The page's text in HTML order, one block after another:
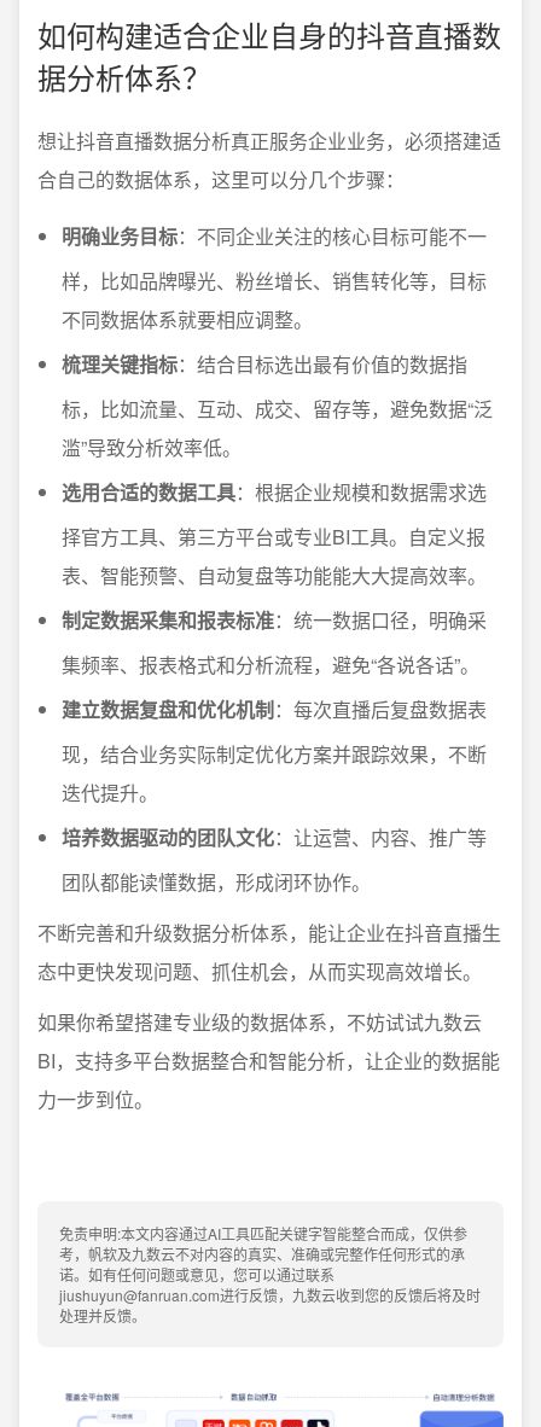
如何构建适合企业自身的抖音直播数
据分析体系？
想让抖音直播数据分析真正服务企业业务，必须搭建适
合自己的数据体系，这里可以分几个步骤：
明确业务目标：不同企业关注的核心目标可能不一
样，比如品牌曝光、粉丝增长、销售转化等，目标
不同数据体系就要相应调整。
梳理关键指标：结合目标选出最有价值的数据指
标，比如流量、互动、成交、留存等，避免数据“泛
滥”导致分析效率低。
选用合适的数据工具：根据企业规模和数据需求选
择官方工具、第三方平台或专业BI工具。自定义报
表、智能预警、自动复盘等功能能大大提高效率。
制定数据采集和报表标准：统一数据口径，明确采
集频率、报表格式和分析流程，避免“各说各话”。
建立数据复盘和优化机制：每次直播后复盘数据表
现，结合业务实际制定优化方案并跟踪效果，不断
迭代提升。
培养数据驱动的团队文化：让运营、内容、推广等
团队都能读懂数据，形成闭环协作。
不断完善和升级数据分析体系，能让企业在抖音直播生
态中更快发现问题、抓住机会，从而实现高效增长。
如果你希望搭建专业级的数据体系，不妨试试九数云
BI，支持多平台数据整合和智能分析，让企业的数据能
力一步到位。
免责申明:本文内容通过AI工具匹配关键字智能整合而成，仅供参
考，帆软及九数云不对内容的真实、准确或完整作任何形式的承
诺。如有任何问题或意见，您可以通过联系
jiushuyun@fanruan.com进行反馈，九数云收到您的反馈后将及时
处理并反馈。